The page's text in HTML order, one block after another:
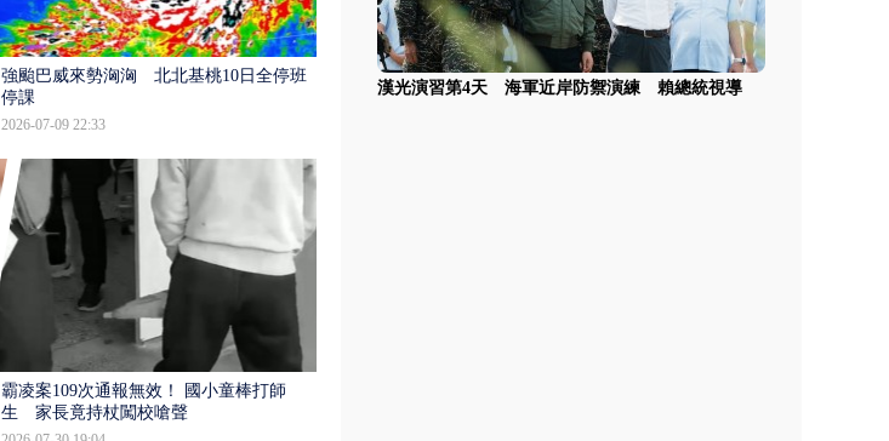
強颱巴威來勢洶洶 北北基桃10日全停班
停課
2026-07-09 22:33
霸凌案109次通報無效！ 國小童棒打師
生 家長竟持杖闖校嗆聲
漢光演習第4天 海軍近岸防禦演練 賴總統視導